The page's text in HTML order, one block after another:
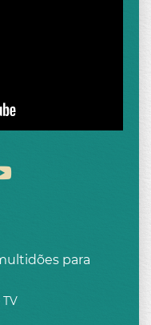
para